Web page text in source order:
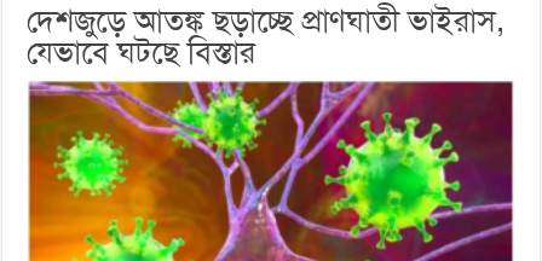
দেশজুড়ে আতঙ্ক ছড়াচ্ছে প্রাণঘাতী ভাইরাস,
যেভাবে ঘটছে বিস্তার